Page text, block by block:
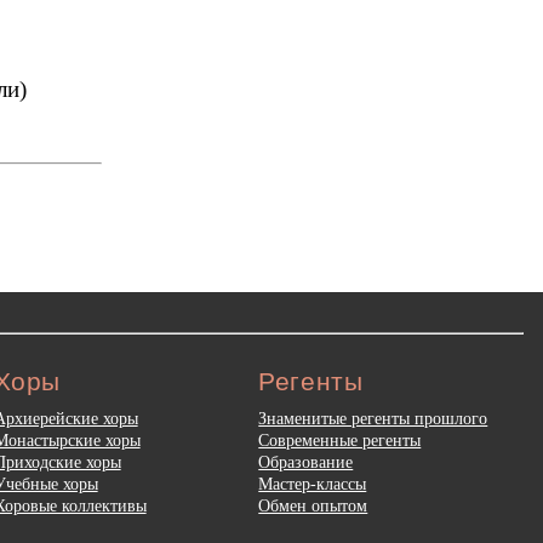
хоры
хоры
хоры
хоры
коллективы
Регенты
Знаменитые регенты прошлого
Современные регенты
Образование
Мастер-классы
Обмен опытом